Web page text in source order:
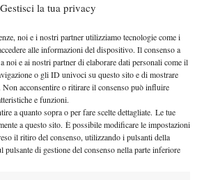
Gestisci la tua privacy
noi e i nostri partner utilizziamo tecnologie come i
alle informazioni del dispositivo. Il consenso a
noi e ai nostri partner di elaborare dati personali come il
o gli ID univoci su questo sito e di mostrare
acconsentire o ritirare il consenso può influire
e funzioni.
a quanto sopra o per fare scelte dettagliate. Le tue
a questo sito. È possibile modificare le impostazioni
il ritiro del consenso, utilizzando i pulsanti della
di gestione del consenso nella parte inferiore
e inoltre anche la maggioranza dei
non possono mantenersi e devono
il proprio gioco. La maggior